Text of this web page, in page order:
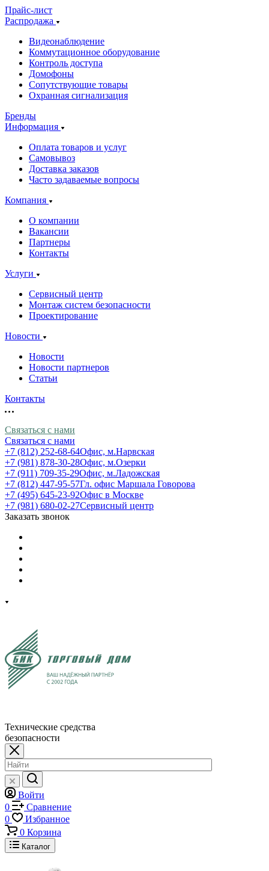
Прайс-лист
Распродажа
Видеонаблюдение
Коммутационное оборудование
Контроль доступа
Домофоны
Сопутствующие товары
Охранная сигнализация
Бренды
Информация
Оплата товаров и услуг
Самовывоз
Доставка заказов
Часто задаваемые вопросы
Компания
О компании
Вакансии
Партнеры
Контакты
Услуги
Сервисный центр
Монтаж систем безопасности
Проектирование
Новости
Новости
Новости партнеров
Статьи
Контакты
Связаться с нами
Связаться с нами
+7 (812) 252-68-64Офис, м.Нарвская
+7 (981) 878-30-28Офис, м.Озерки
+7 (911) 709-35-29Офис, м.Ладожская
+7 (812) 447-95-57Гл. офис Маршала Говорова
+7 (495) 645-23-92Офис в Москве
+7 (981) 680-02-27Сервисный центр
Заказать звонок
Технические средства
безопасности
Войти
0
Сравнение
0
Избранное
0 Корзина
Каталог